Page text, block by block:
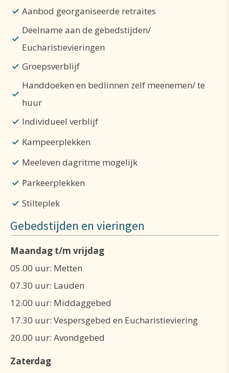
onder de oppervlakte van het dagelijks leven op
aarde Gods Rijk reeds verborgen aanwezig is.
Aanbod georganiseerde retraites
Deelname aan de gebedstijden/
Eucharistievieringen
Groepsverblijf
Handdoeken en bedlinnen zelf meenemen/ te
huur
Individueel verblijf
Kampeerplekken
Meeleven dagritme mogelijk
Parkeerplekken
Stilteplek
Gebedstijden en vieringen
Maandag t/m vrijdag
05.00 uur: Metten
07.30 uur: Lauden
12.00 uur: Middaggebed
17.30 uur: Vespersgebed en Eucharistieviering
20.00 uur: Avondgebed
Zaterdag